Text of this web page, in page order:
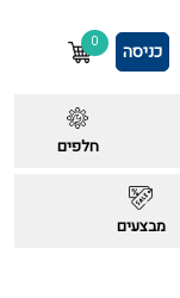
כניסה 0
חלפים
מבצעים